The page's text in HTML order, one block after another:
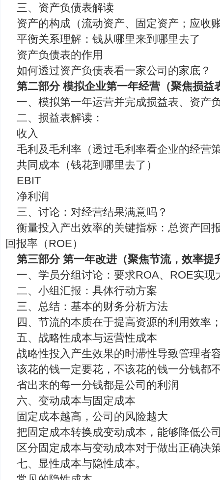
三、资产负债表解读
资产的构成（流动资产、固定资产；应收
平衡关系理解：钱从哪里来到哪里去了
资产负债表的作用
如何透过资产负债表看一家公司的家底？
第二部分 模拟企业第一年经营（聚焦损益
一、模拟第一年运营并完成损益表、资产
二、损益表解读：
收入
毛利及毛利率（透过毛利率看企业的经营
共同成本（钱花到哪里去了）
EBIT
净利润
三、讨论：对经营结果满意吗？
衡量投入产出效率的关键指标：总资产回
回报率（ROE）
第三部分 第一年改进（聚焦节流，效率提
一、学员分组讨论：要求ROA、ROE实现
二、小组汇报：具体行动方案
三、总结：基本的财务分析方法
四、节流的本质在于提高资源的利用效率
五、战略性成本与运营性成本
战略性投入产生效果的时滞性导致管理者
该花的钱一定要花，不该花的钱一分钱都
省出来的每一分钱都是公司的利润
六、变动成本与固定成本
固定成本越高，公司的风险越大
把固定成本转换成变动成本，能够降低公
区分固定成本与变动成本对于做出正确决
七、显性成本与隐性成本。